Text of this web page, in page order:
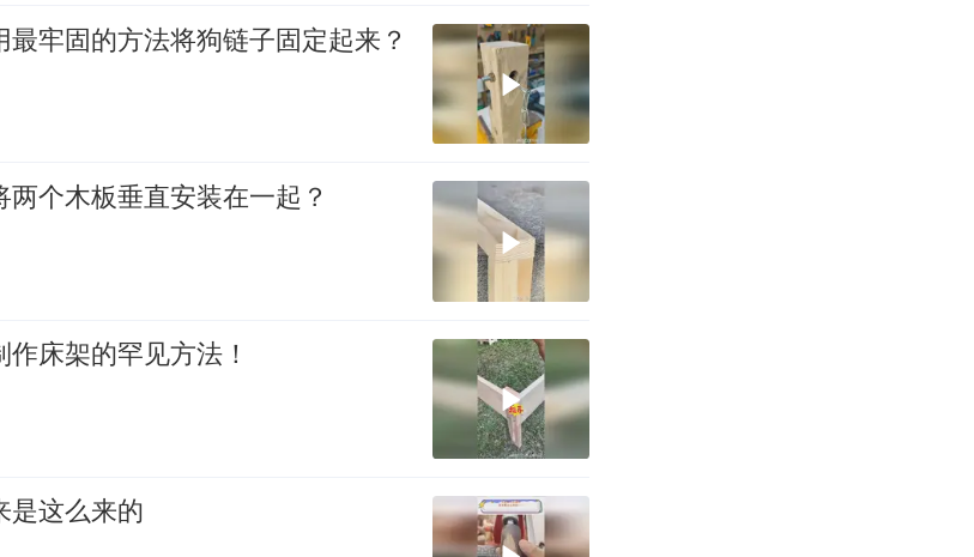
牢固的方法将狗链子固定起来？
个木板垂直安装在一起？
床架的罕见方法！
是这么来的